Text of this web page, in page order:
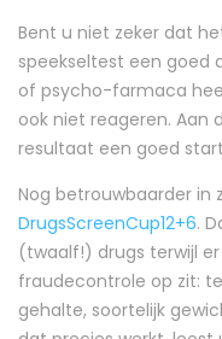
Bent u niet zeker dat
speekseltest een goed
of psycho-farmaca
ook niet reageren. Aan
resultaat een goed
Nog betrouwbaarder in
DrugsScreenCup12+6.
(twaalf!) drugs terwijl
fraudecontrole op zit:
gehalte, soortelijk